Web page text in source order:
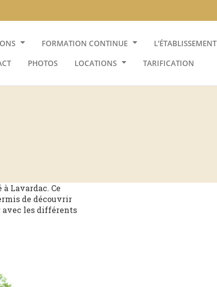
FORMATION CONTINUE
L’ÉTABLISSEMENT
PHOTOS LOCATIONS TARIFICATION
Lavardac. Ce
de découvrir
avec les différents